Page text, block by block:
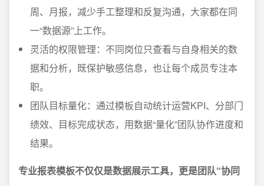
周、月报，减少手工整理和反复沟通，大家都在同
一“数据源”上工作。
灵活的权限管理：不同岗位只查看与自身相关的数
据和分析，既保护敏感信息，也让每个成员专注本
职。
团队目标量化：通过模板自动统计运营KPI、分部门
绩效、目标完成状态，用数据“量化”团队协作进度和
结果。
专业报表模板不仅仅是数据展示工具，更是团队“协同